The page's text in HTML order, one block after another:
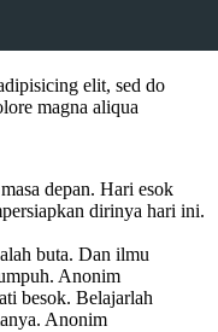
elit, sed do
magna aliqua
depan. Hari esok
dirinya hari ini.
buta. Dan ilmu
Anonim
besok. Belajarlah
Anonim